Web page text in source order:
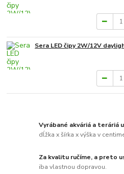
Sera LED čipy 2W/12V
Vyrábané akváriá a teráriá
dĺžka x šírka x výška v
Za kvalitu ručíme, a preto
iba vlastnou dopravou.